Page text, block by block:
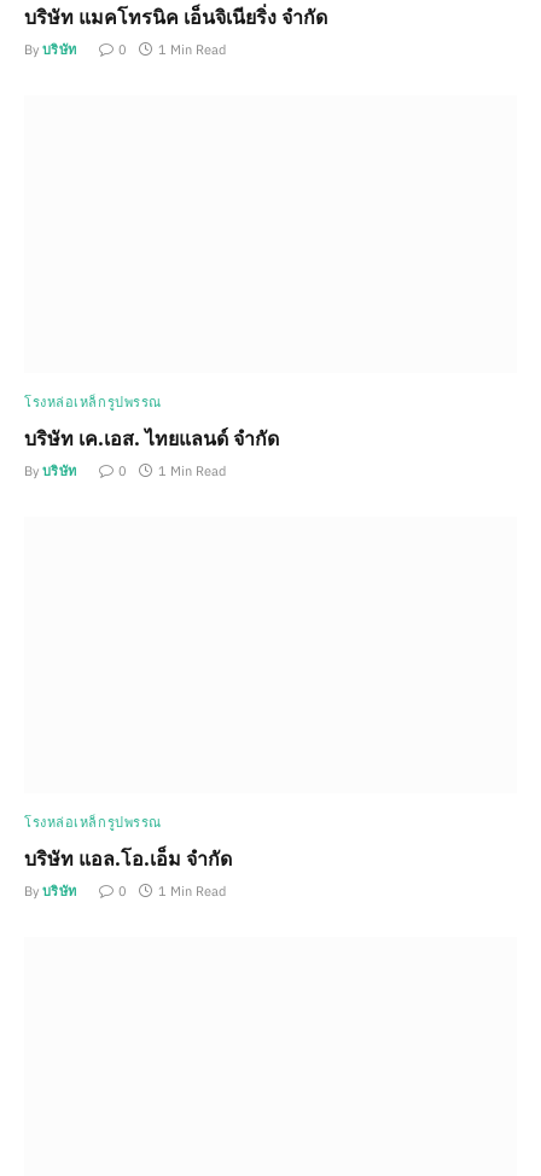
บริษัท แมคโทรนิค เอ็นจิเนียริ่ง จำกัด
By บริษัท 0 1 Min Read
โรงหล่อเหล็กรูปพรรณ
บริษัท เค.เอส. ไทยแลนด์ จำกัด
By บริษัท 0 1 Min Read
โรงหล่อเหล็กรูปพรรณ
บริษัท แอล.โอ.เอ็ม จำกัด
By บริษัท 0 1 Min Read